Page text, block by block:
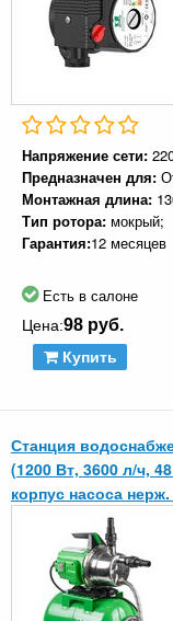
Напряжение сети:
Предназначен для:
Монтажная длина:
Тип ротора: мокрый;
Гарантия:12 месяцев
Есть в салоне
Цена:98 руб.
Купить
Станция
(1200 Вт, 3600 л/ч,
корпус насоса